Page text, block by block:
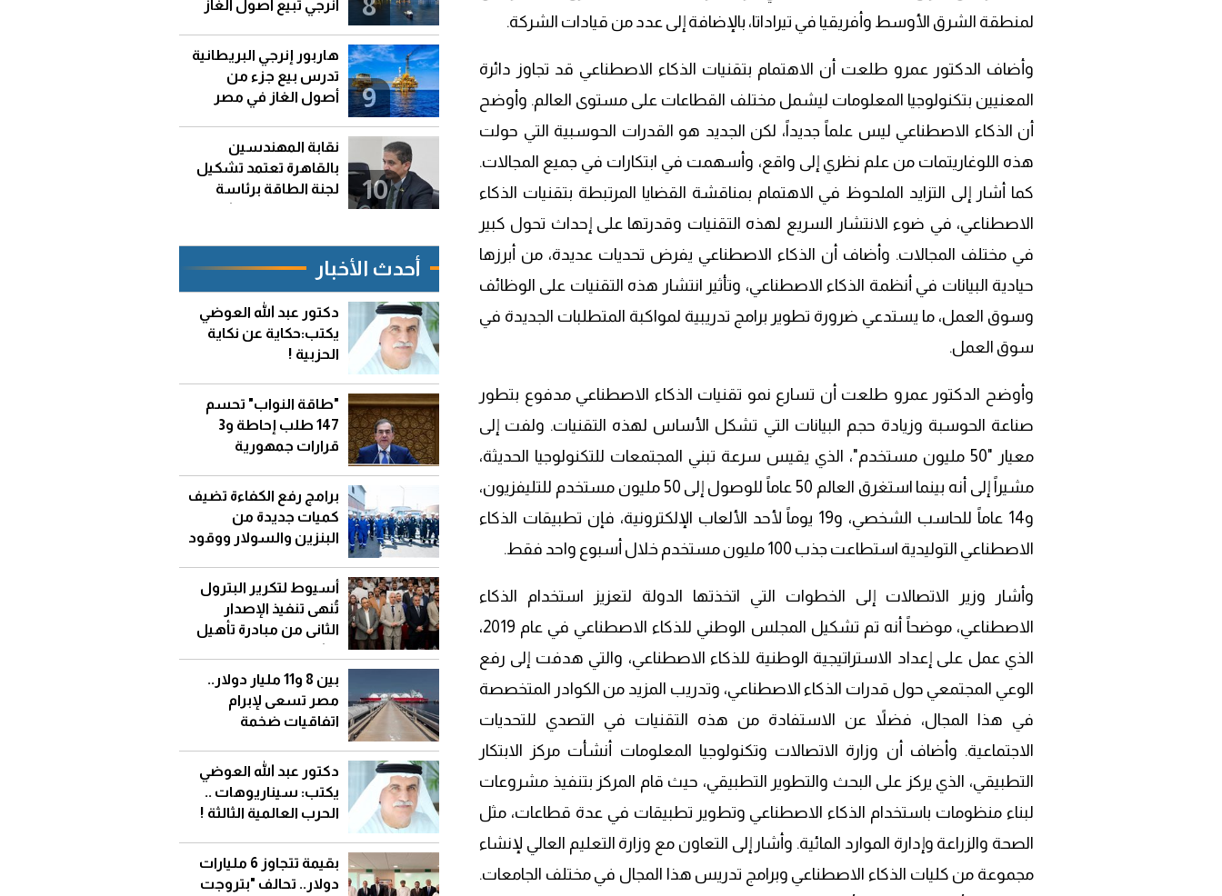
لمنطقة الشرق الأوسط وأفريقيا في تيراداتا، بالإضافة إلى عدد من قيادات الشركة.
وأضاف الدكتور عمرو طلعت أن الاهتمام بتقنيات الذكاء الاصطناعي قد تجاوز دائرة
المعنيين بتكنولوجيا المعلومات ليشمل مختلف القطاعات على مستوى العالم. وأوضح
أن الذكاء الاصطناعي ليس علماً جديداً، لكن الجديد هو القدرات الحوسبية التي حولت
هذه اللوغاريتمات من علم نظري إلى واقع، وأسهمت في ابتكارات في جميع المجالات.
كما أشار إلى التزايد الملحوظ في الاهتمام بمناقشة القضايا المرتبطة بتقنيات الذكاء
الاصطناعي، في ضوء الانتشار السريع لهذه التقنيات وقدرتها على إحداث تحول كبير
في مختلف المجالات. وأضاف أن الذكاء الاصطناعي يفرض تحديات عديدة، من أبرزها
حيادية البيانات في أنظمة الذكاء الاصطناعي، وتأثير انتشار هذه التقنيات على الوظائف
وسوق العمل، ما يستدعي ضرورة تطوير برامج تدريبية لمواكبة المتطلبات الجديدة في
سوق العمل.
وأوضح الدكتور عمرو طلعت أن تسارع نمو تقنيات الذكاء الاصطناعي مدفوع بتطور
صناعة الحوسبة وزيادة حجم البيانات التي تشكل الأساس لهذه التقنيات. ولفت إلى
معيار "50 مليون مستخدم"، الذي يقيس سرعة تبني المجتمعات للتكنولوجيا الحديثة،
مشيراً إلى أنه بينما استغرق العالم 50 عاماً للوصول إلى 50 مليون مستخدم للتليفزيون،
و14 عاماً للحاسب الشخصي، و19 يوماً لأحد الألعاب الإلكترونية، فإن تطبيقات الذكاء
الاصطناعي التوليدية استطاعت جذب 100 مليون مستخدم خلال أسبوع واحد فقط.
وأشار وزير الاتصالات إلى الخطوات التي اتخذتها الدولة لتعزيز استخدام الذكاء
الاصطناعي، موضحاً أنه تم تشكيل المجلس الوطني للذكاء الاصطناعي في عام 2019،
الذي عمل على إعداد الاستراتيجية الوطنية للذكاء الاصطناعي، والتي هدفت إلى رفع
الوعي المجتمعي حول قدرات الذكاء الاصطناعي، وتدريب المزيد من الكوادر المتخصصة
في هذا المجال، فضلاً عن الاستفادة من هذه التقنيات في التصدي للتحديات
الاجتماعية. وأضاف أن وزارة الاتصالات وتكنولوجيا المعلومات أنشأت مركز الابتكار
التطبيقي، الذي يركز على البحث والتطوير التطبيقي، حيث قام المركز بتنفيذ مشروعات
لبناء منظومات باستخدام الذكاء الاصطناعي وتطوير تطبيقات في عدة قطاعات، مثل
الصحة والزراعة وإدارة الموارد المائية. وأشار إلى التعاون مع وزارة التعليم العالي لإنشاء
مجموعة من كليات الذكاء الاصطناعي وبرامج تدريس هذا المجال في مختلف الجامعات.
انرجي تبيع اصول الغاز
9
هاربور إنرجي البريطانية
تدرس بيع جزء من
أصول الغاز في مصر
10
نقابة المهندسين
بالقاهرة تعتمد تشكيل
لجنة الطاقة برئاسة
أحدث الأخبار
دكتور عبد الله العوضي
يكتب:حكاية عن نكاية
الحزبية !
"طاقة النواب" تحسم
147 طلب إحاطة و3
قرارات جمهورية
برامج رفع الكفاءة تضيف
كميات جديدة من
البنزين والسولار ووقود
الاستيراد
أسيوط لتكرير البترول
تُنهى تنفيذ الإصدار
الثانى من مبادرة تأهيل
بالوظائف الرقمية الحرة
بين 8 و11 مليار دولار..
مصر تسعى لإبرام
اتفاقيات ضخمة
دكتور عبد الله العوضي
يكتب: سيناريوهات ..
الحرب العالمية الثالثة !
بقيمة تتجاوز 6 مليارات
دولار.. تحالف "بتروجت